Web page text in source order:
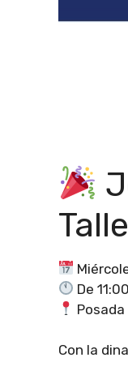
De
Posada
Con la